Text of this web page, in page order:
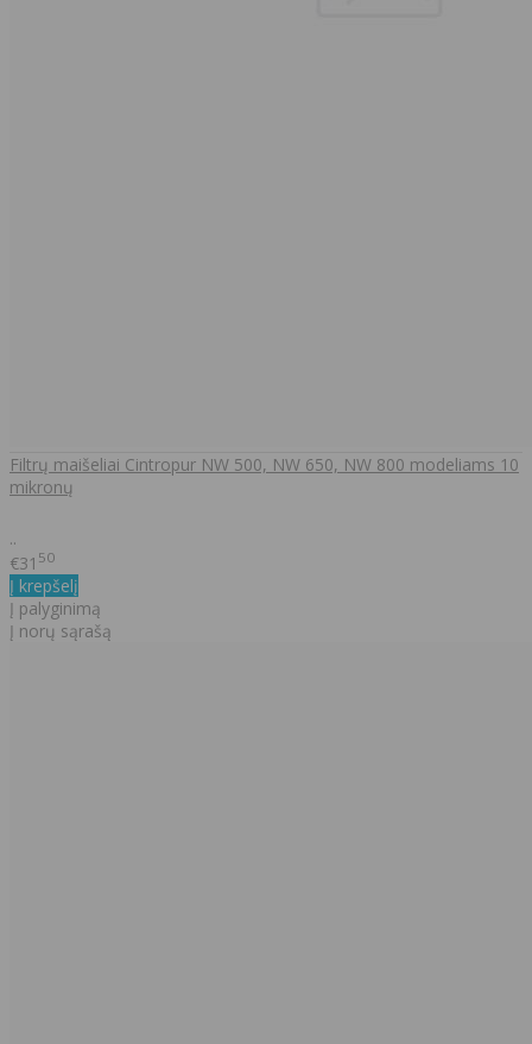
Filtrų maišeliai Cintropur NW 500, NW 650, NW 800 modeliams 10
mikronų
..
€31 50
Į krepšelį
Į palyginimą
Į norų sąrašą